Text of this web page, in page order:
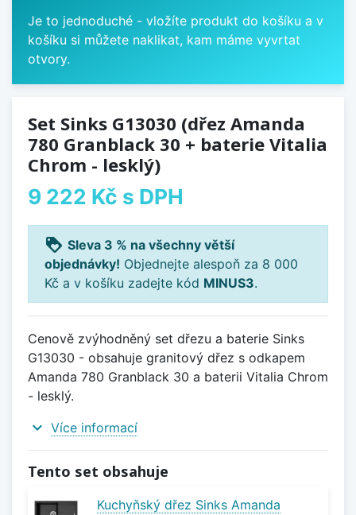
Je to jednoduché - vložíte produkt do košíku a v
košíku si můžete naklikat, kam máme vyvrtat
otvory.
Set Sinks G13030 (dřez Amanda
780 Granblack 30 + baterie Vitalia
Chrom - lesklý)
9 222 Kč s DPH
loyalty Sleva 3 % na všechny větší
objednávky! Objednejte alespoň za 8 000
Kč a v košíku zadejte kód MINUS3.
Cenově zvýhodněný set dřezu a baterie Sinks
G13030 - obsahuje granitový dřez s odkapem
Amanda 780 Granblack 30 a baterii Vitalia Chrom
- lesklý.
expand_more Více informací
Tento set obsahuje
Kuchyňský dřez Sinks Amanda